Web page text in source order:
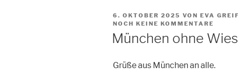
VERÖFFENTLICHT
AM
6. OKTOBER 2025 VON EVA GREIF
NOCH KEINE KOMMENTARE
München ohne
Grüße aus München an alle.